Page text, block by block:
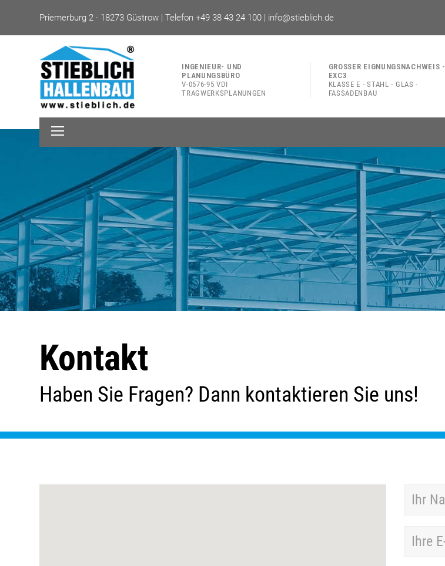
Priemerburg 2 · 18273 Güstrow | Telefon +49 38 43 24 100 | info@stieblich.de
INGENIEUR- UND
PLANUNGSBÜRO
V-0576-95 VDI
TRAGWERKSPLANUNGEN
GROSSER EIGNUNGSNACHWEIS -
EXC3
KLASSE E - STAHL - GLAS -
FASSADENBAU
Menu
Kontakt
Haben Sie Fragen? Dann kontaktieren Sie uns!